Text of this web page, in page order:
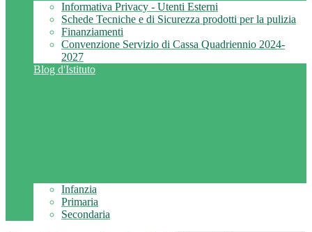
Informativa Privacy - Utenti Esterni
Schede Tecniche e di Sicurezza prodotti per la pulizia
Finanziamenti
Convenzione Servizio di Cassa Quadriennio 2024-
2027
Blog d'Istituto
Infanzia
Primaria
Secondaria